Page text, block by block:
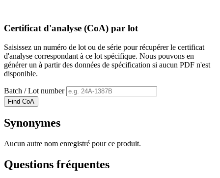
Certificat d'analyse (CoA) par lot
Saisissez un numéro de lot ou de série pour récupérer le certificat
d'analyse correspondant à ce lot spécifique. Nous pouvons en
générer un à partir des données de spécification si aucun PDF n'est
disponible.
Batch / Lot number
Find CoA
Synonymes
Aucun autre nom enregistré pour ce produit.
Questions fréquentes